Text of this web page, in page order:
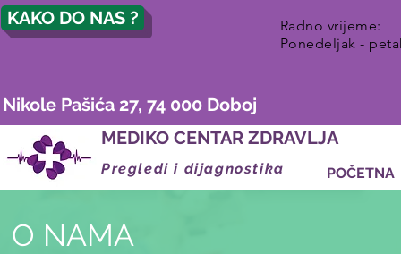
KAKO DO NAS ?
Radno vrijeme:
Ponedeljak -
Nikole Pašića 27, 74 000 Doboj
MEDIKO CENTAR ZDRAVLJA
Pregledi i dijagnostika POČETNA
O NAMA